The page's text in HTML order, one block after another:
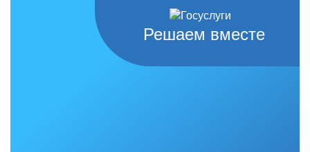
Решаем вместе